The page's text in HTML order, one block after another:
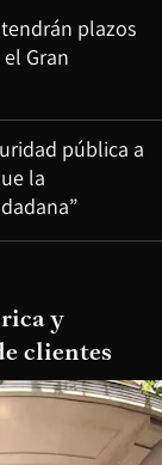
plazos
Gran
pública a
la
y
clientes